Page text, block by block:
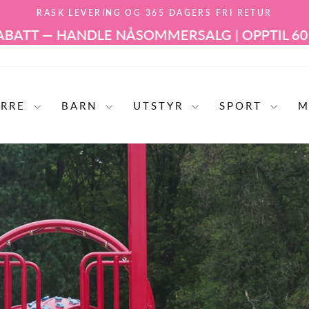
Sett
lysbildefremvisningen
RASK LEVERING OG 365 DAGERS FRI RETUR
NÅ SOMMERSALG | OPPTIL 60 % RABATT
BARN UTSTYR SPORT